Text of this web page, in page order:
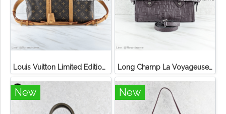
Louis Vuitton Limited Edition Monogram Canvas Sofia Coppola SC Bag Long Champ La Voyageuse Bag Leather
New New